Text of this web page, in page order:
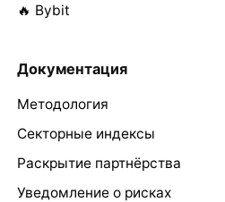
🔥 Bybit
Документация
Методология
Секторные индексы
Раскрытие партнёрства
Уведомление о рисках